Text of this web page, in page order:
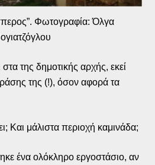
Φωτογραφία: Όλγα
της δημοτικής αρχής, εκεί
της (!), όσον αφορά τα
Και μάλιστα περιοχή καμινάδα;
ένα ολόκληρο εργοστάσιο, αν